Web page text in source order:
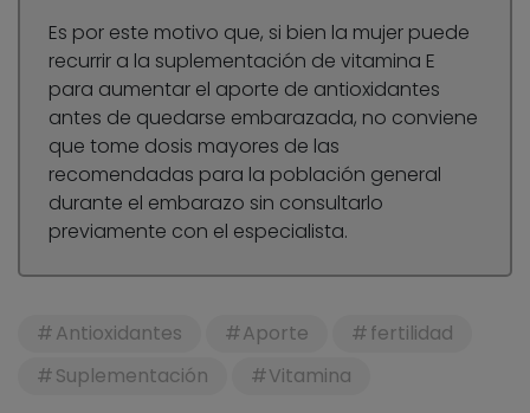
Es por este motivo que, si bien la mujer puede
recurrir a la suplementación de vitamina E
para aumentar el aporte de antioxidantes
antes de quedarse embarazada, no conviene
que tome dosis mayores de las
recomendadas para la población general
durante el embarazo sin consultarlo
previamente con el especialista.
Antioxidantes Aporte
fertilidad
Suplementación
Vitamina